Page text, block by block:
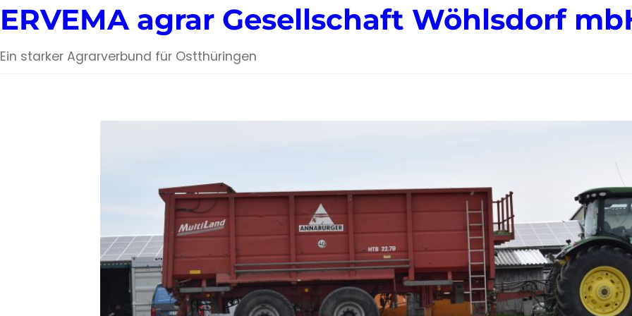
ERVEMA agrar Gesellschaft Wöhlsdorf
Ein starker Agrarverbund für Ostthüringen